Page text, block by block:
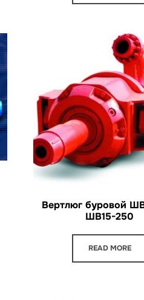
Вертлюг буровой
ШВ15-250
READ MORE